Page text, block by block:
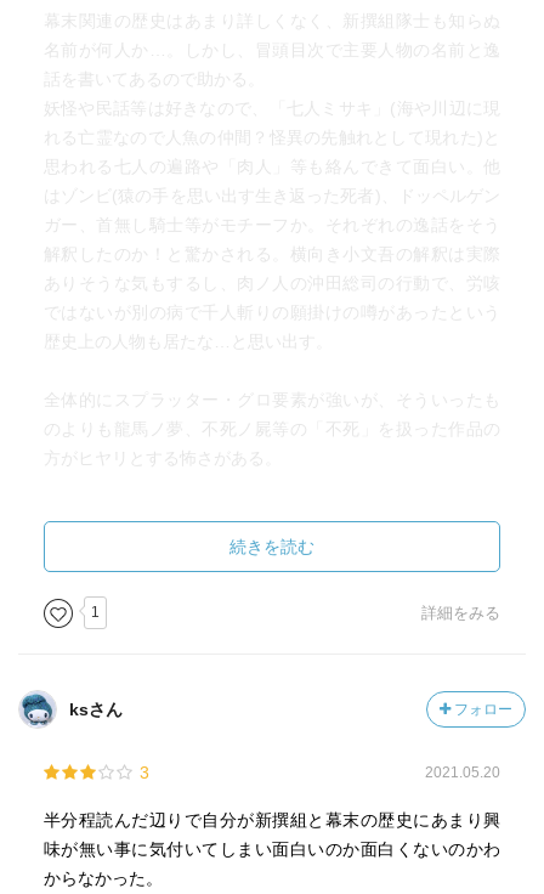
改名するが、もう一人の斉藤一が現れて・・・（「分身ノ
たび数が増えていくのは私も面白いなと思っていたので
を分身と結びつける発想は面白かった。最初の分身前に鏡
ど（斉藤一は左利き説・右利き説両方あることを利用し
て）そこまではなかったので残念。ちなみに本書では左利
き説採用。
幕末関連の歴史はあまり詳しくなく、新撰組隊士も知らぬ
名前が何人か…。しかし、冒頭目次で主要人物の名前と逸
話を書いてあるので助かる。
妖怪や民話等は好きなので、「七人ミサキ」(海や川辺に現
れる亡霊なので人魚の仲間？怪異の先触れとして現れた)と
思われる七人の遍路や「肉人」等も絡んできて面白い。他
はゾンビ(猿の手を思い出す生き返った死者)、ドッペルゲン
ガー、首無し騎士等がモチーフか。それぞれの逸話をそう
解釈したのか！と驚かされる。横向き小文吾の解釈は実際
ありそうな気もするし、肉ノ人の沖田総司の行動で、労咳
ではないが別の病で千人斬りの願掛けの噂があったという
歴史上の人物も居たな…と思い出す。
全体的にスプラッター・グロ要素が強いが、そういったも
のよりも龍馬ノ夢、不死ノ屍等の「不死」を扱った作品の
方がヒヤリとする怖さがある。
ド」でありながら日本式の不老不死、他の土着妖怪との接
点、邪双門に出てくる存在…と設定が盛り過ぎてごった煮
感があった事。どうせなら醜悪な見た目の方が新しい妖怪
譚ぽくて良かったかも？
しか食べていない筈。対する大石も人間だし…中々怖いラ
ストなのだが全体設定から外れている気がしてモヤモヤす
そして七人ミサキが人魚とセットの怪異ならば、作中肉を
食べたのも七人(安藤早太郎自身は血肉を食べていないので
ノーカウント)だし新たな七人ミサキに…でも良かったかな
続きを読む
1 詳細をみる
ksさん フォロー
3 2021.05.20
半分程読んだ辺りで自分が新撰組と幕末の歴史にあまり興
味が無い事に気付いてしまい面白いのか面白くないのかわ
からなかった。